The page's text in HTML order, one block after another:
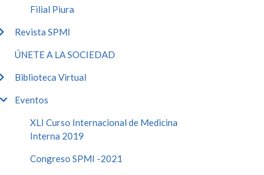
Filial Piura
Revista SPMI
ÚNETE A LA SOCIEDAD
Biblioteca Virtual
Eventos
XLI Curso Internacional de Medicina
Interna 2019
Congreso SPMI -2021